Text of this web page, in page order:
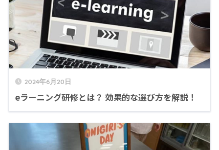
2024年6月20日
eラーニング研修とは？ 効果的な選び方を解説！